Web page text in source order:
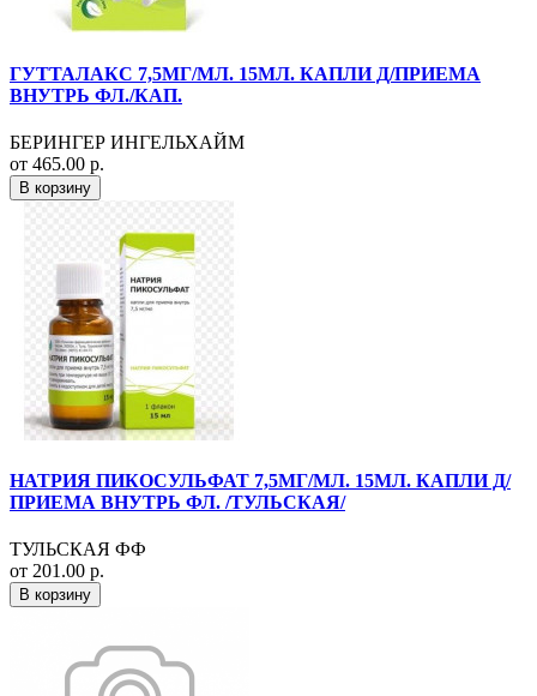
ГУТТАЛАКС 7,5МГ/МЛ. 15МЛ. КАПЛИ Д/ПРИЕМА
ВНУТРЬ ФЛ./КАП.
БЕРИНГЕР ИНГЕЛЬХАЙМ
от 465.00 р.
В корзину
НАТРИЯ ПИКОСУЛЬФАТ 7,5МГ/МЛ. 15МЛ. КАПЛИ Д/
ПРИЕМА ВНУТРЬ ФЛ. /ТУЛЬСКАЯ/
ТУЛЬСКАЯ ФФ
от 201.00 р.
В корзину